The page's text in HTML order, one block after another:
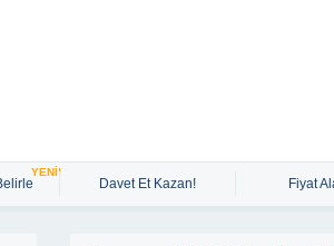
YENİ!
Davet Et Kazan! Fiyat